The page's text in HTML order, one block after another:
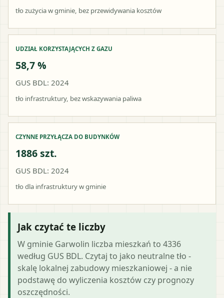
tło zużycia w gminie, bez przewidywania kosztów
UDZIAŁ KORZYSTAJĄCYCH Z GAZU
58,7 %
GUS BDL: 2024
tło infrastruktury, bez wskazywania paliwa
CZYNNE PRZYŁĄCZA DO BUDYNKÓW
1886 szt.
GUS BDL: 2024
tło dla infrastruktury w gminie
Jak czytać te liczby
W gminie Garwolin liczba mieszkań to 4336
według GUS BDL. Czytaj to jako neutralne tło -
skalę lokalnej zabudowy mieszkaniowej - a nie
podstawę do wyliczenia kosztów czy prognozy
oszczędności.